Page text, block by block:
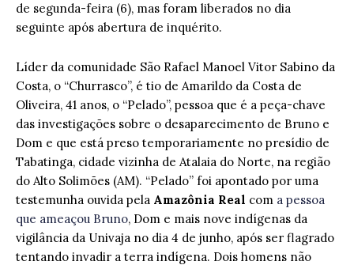
de segunda-feira (6), mas foram liberados no dia
seguinte após abertura de inquérito.
Líder da comunidade São Rafael Manoel Vitor Sabino da
Costa, o “Churrasco”, é tio de Amarildo da Costa de
Oliveira, 41 anos, o “Pelado”, pessoa que é a peça-chave
das investigações sobre o desaparecimento de Bruno e
Dom e que está preso temporariamente no presídio de
Tabatinga, cidade vizinha de Atalaia do Norte, na região
do Alto Solimões (AM). “Pelado” foi apontado por uma
testemunha ouvida pela Amazônia Real com a pessoa
que ameaçou Bruno, Dom e mais nove indígenas da
vigilância da Univaja no dia 4 de junho, após ser flagrado
tentando invadir a terra indígena. Dois homens não